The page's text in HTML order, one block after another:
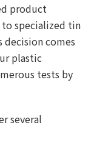
product
specialized tin
comes
plastic
tests by
several